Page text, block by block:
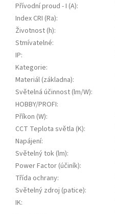
Přívodní proud - I (A):
Index CRI (Ra):
Životnost (h):
Stmívatelné:
IP:
Kategorie:
Materiál (základna):
Světelná účinnost (lm/W):
HOBBY/PROFI:
Příkon (W):
CCT Teplota světla (K):
Napájení:
Světelný tok (lm):
Power Factor (účiník):
Třída ochrany:
Světelný zdroj (patice):
IK: